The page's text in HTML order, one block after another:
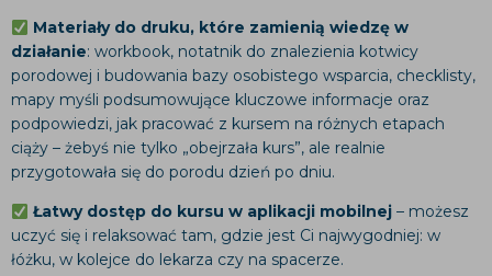
Materiały do druku, które zamienią wiedzę w
działanie: workbook, notatnik do znalezienia kotwicy
porodowej i budowania bazy osobistego wsparcia, checklisty,
mapy myśli podsumowujące kluczowe informacje oraz
podpowiedzi, jak pracować z kursem na różnych etapach
ciąży – żebyś nie tylko „obejrzała kurs”, ale realnie
przygotowała się do porodu dzień po dniu.​
Łatwy dostęp do kursu w aplikacji mobilnej– możesz
uczyć się i relaksować tam, gdzie jest Ci najwygodniej: w
łóżku, w kolejce do lekarza czy na spacerze.​